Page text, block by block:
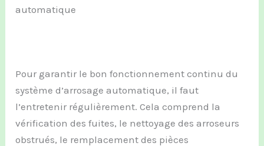
automatique
Pour garantir le bon fonctionnement continu du
système d’arrosage automatique, il faut
l’entretenir régulièrement. Cela comprend la
vérification des fuites, le nettoyage des arroseurs
obstrués, le remplacement des pièces